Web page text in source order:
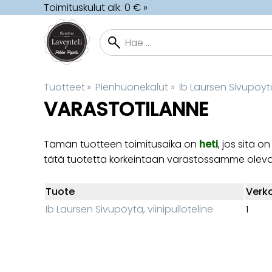
Toimituskulut alk. 0 € »
Tuotteet‪» Pienhuonekalut ‪» Ib Laursen
VARASTOTILANNE
Tämän tuotteen toimitusaika on heti, jos sitä
tätä tuotetta korkeintaan varastossamme
Tuote
Ib Laursen Sivupöytä, viinipulloteline
1